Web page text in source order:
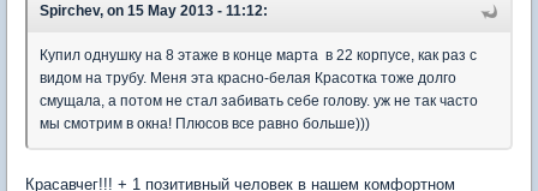
Spirchev, on 15 May 2013 - 11:12:
Купил однушку на 8 этаже в конце марта в 22 корпусе, как раз с
видом на трубу. Меня эта красно-белая Красотка тоже долго
смущала, а потом не стал забивать себе голову. уж не так часто
мы смотрим в окна! Плюсов все равно больше)))
Красавчег!!! + 1 позитивный человек в нашем комфортном